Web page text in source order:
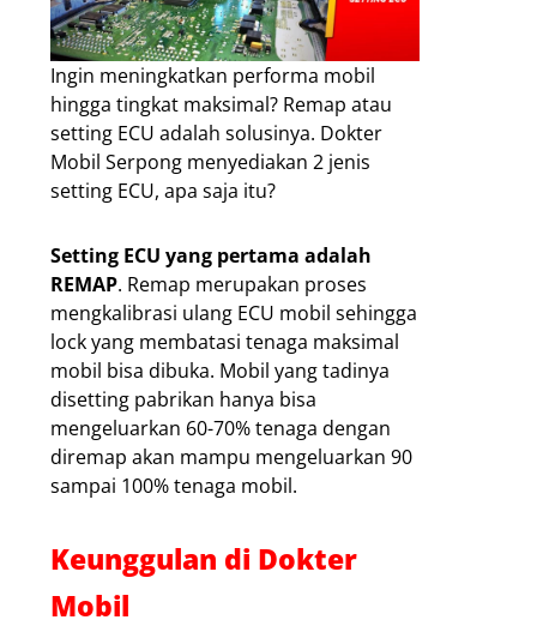
Ingin meningkatkan performa mobil
hingga tingkat maksimal? Remap atau
setting ECU adalah solusinya. Dokter
Mobil Serpong menyediakan 2 jenis
setting ECU, apa saja itu?
Setting ECU yang pertama adalah
REMAP. Remap merupakan proses
mengkalibrasi ulang ECU mobil sehingga
lock yang membatasi tenaga maksimal
mobil bisa dibuka. Mobil yang tadinya
disetting pabrikan hanya bisa
mengeluarkan 60-70% tenaga dengan
diremap akan mampu mengeluarkan 90
sampai 100% tenaga mobil.
Keunggulan di Dokter
Mobil